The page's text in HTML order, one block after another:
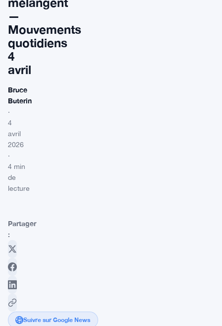
—
Mouvements
quotidiens
4
avril
Bruce
Buterin
·
4
avril
2026
·
4 min
de
lecture
Partager
:
Suivre sur Google News